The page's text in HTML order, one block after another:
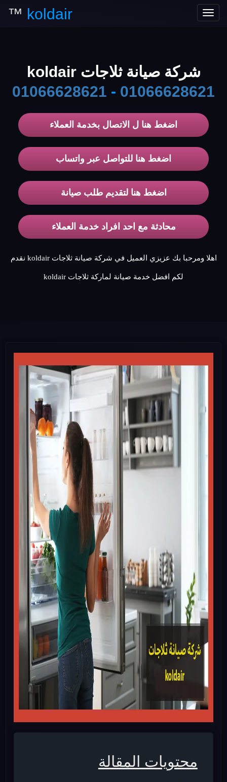
Toggle
koldair
™
شركة صيانة ثلاجات koldair
01066628621 - 01066628621
اضغط هنا ل الاتصال بخدمة العملاء
اضغط هنا للتواصل عبر واتساب
اضغط هنا لتقديم طلب صيانة
محادثة مع احد افراد خدمة العملاء
اهلا ومرحبا بك عزيزي العميل في شركة صيانة ثلاجات koldair نقدم
لكم افضل خدمة صيانة لماركة ثلاجات koldair
محتويات المقالة